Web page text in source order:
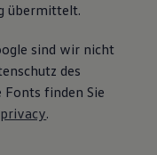
übermittelt.
sind wir nicht
des
Fonts finden Sie
.